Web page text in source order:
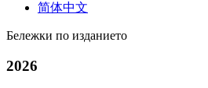
简体中文
Бележки по изданието
2026